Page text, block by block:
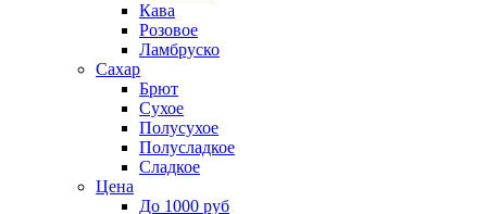
Кава
Розовое
Ламбруско
Сахар
Брют
Сухое
Полусухое
Полусладкое
Сладкое
Цена
До 1000 руб